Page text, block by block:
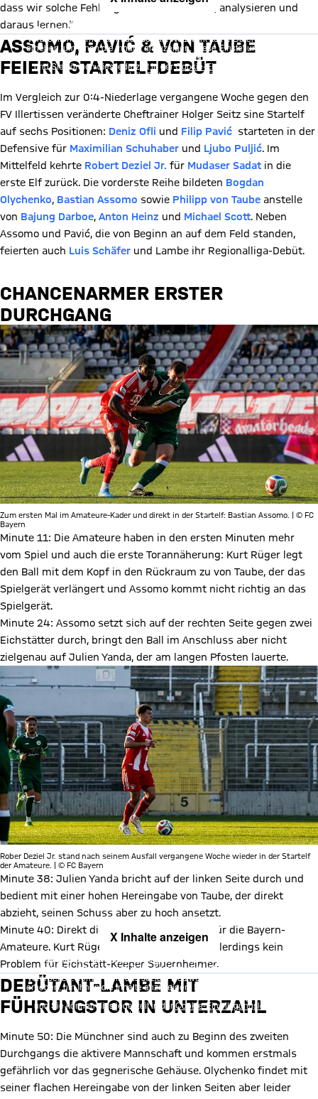
dass wir solche Fehler gemeinsam machen, analysieren und
daraus lernen.“Mit Klick auf den Button ermöglichen Sie es diesem sozialen
Netzwerk, Ihre Daten (z. B. IP-Adresse) mit Hilfe von Cookies zu
verarbeiten. Vorher kann das soziale Netzwerk keine Daten über Sie
erheben, um Ihnen die Inhalte anzuzeigen. Diese Einstellung wird für
alle Inhalte des sozialen Netzwerks auf unserer Website gespeichert
und Sie können dies jederzeit in derCookie-Einwilligungslösung
ändern. Details:Datenschutzerklärung
ASSOMO, PAVIĆ & VON TAUBE
FEIERN STARTELFDEBÜT
Im Vergleich zur 0:4-Niederlage vergangene Woche gegen den
FV Illertissen veränderte Cheftrainer Holger Seitz sine Startelf
auf sechs Positionen: Deniz Ofli und Filip Pavić starteten in der
Defensive für Maximilian Schuhaber und Ljubo Puljić. Im
Mittelfeld kehrte Robert Deziel Jr. für Mudaser Sadat in die
erste Elf zurück. Die vorderste Reihe bildeten Bogdan
Olychenko, Bastian Assomo sowie Philipp von Taube anstelle
von Bajung Darboe, Anton Heinz und Michael Scott. Neben
Assomo und Pavić, die von Beginn an auf dem Feld standen,
feierten auch Luis Schäfer und Lambe ihr Regionalliga-Debüt.
CHANCENARMER ERSTER
DURCHGANG
Zum ersten Mal im Amateure-Kader und direkt in der Startelf: Bastian Assomo. | © FC
Bayern
Minute 11: Die Amateure haben in den ersten Minuten mehr
vom Spiel und auch die erste Torannäherung: Kurt Rüger legt
den Ball mit dem Kopf in den Rückraum zu von Taube, der das
Spielgerät verlängert und Assomo kommt nicht richtig an das
Spielgerät.
Minute 24: Assomo setzt sich auf der rechten Seite gegen zwei
Eichstätter durch, bringt den Ball im Anschluss aber nicht
zielgenau auf Julien Yanda, der am langen Pfosten lauerte.
Rober Deziel Jr. stand nach seinem Ausfall vergangene Woche wieder in der Startelf
der Amateure. | © FC Bayern
Minute 38: Julien Yanda bricht auf der linken Seite durch und
bedient mit einer hohen Hereingabe von Taube, der direkt
abzieht, seinen Schuss aber zu hoch ansetzt.
Minute 40: Direkt die nächste Gelegenheit für die Bayern-
Amateure. Kurt Rügers Distanzversuch ist allerdings kein
Problem für Eichstätt-Keeper Sauernheimer.
X Inhalte anzeigen
Mit Klick auf den Button ermöglichen Sie es diesem sozialen
Netzwerk, Ihre Daten (z. B. IP-Adresse) mit Hilfe von Cookies zu
verarbeiten. Vorher kann das soziale Netzwerk keine Daten über Sie
erheben, um Ihnen die Inhalte anzuzeigen. Diese Einstellung wird für
alle Inhalte des sozialen Netzwerks auf unserer Website gespeichert
und Sie können dies jederzeit in derCookie-Einwilligungslösung
ändern. Details:Datenschutzerklärung
DEBÜTANT-LAMBE MIT
FÜHRUNGSTOR IN UNTERZAHL
Minute 50: Die Münchner sind auch zu Beginn des zweiten
Durchgangs die aktivere Mannschaft und kommen erstmals
gefährlich vor das gegnerische Gehäuse. Olychenko findet mit
seiner flachen Hereingabe von der linken Seiten aber leider